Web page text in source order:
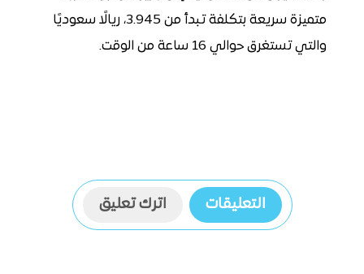
متميزة سريعة بتكلفة تبدأ من 3.945، ريالًا سعوديًا
والتي تستغرق حوالي 16 ساعة من الوقت.
التعليقات اترك تعليق